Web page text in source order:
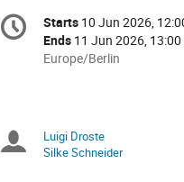
Conference
information
Date/Time
Starts 10 Jun 2026,
Ends 11 Jun 2026, 13:00
All
Europe/Berlin
Europe/Berlin
Chairpersons
Luigi Droste
Silke Schneider